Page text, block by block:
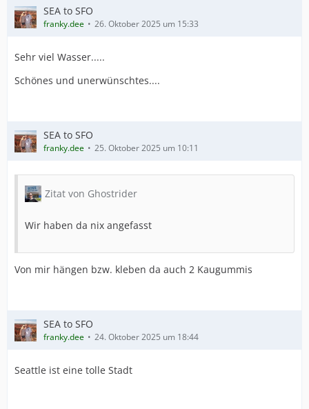
SEA to SFO
franky.dee 26. Oktober 2025 um 15:33
Sehr viel Wasser.....
Schönes und unerwünschtes....
SEA to SFO
franky.dee 25. Oktober 2025 um 10:11
Zitat von Ghostrider
Wir haben da nix angefasst
Von mir hängen bzw. kleben da auch 2 Kaugummis
SEA to SFO
franky.dee 24. Oktober 2025 um 18:44
Seattle ist eine tolle Stadt